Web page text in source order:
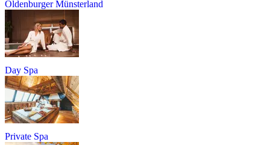
Oldenburger Münsterland
Day Spa
Private Spa